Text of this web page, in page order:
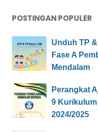
POSTINGAN POPULER
Unduh TP
Fase A
Mendalam
Perangkat
9
2024/2025